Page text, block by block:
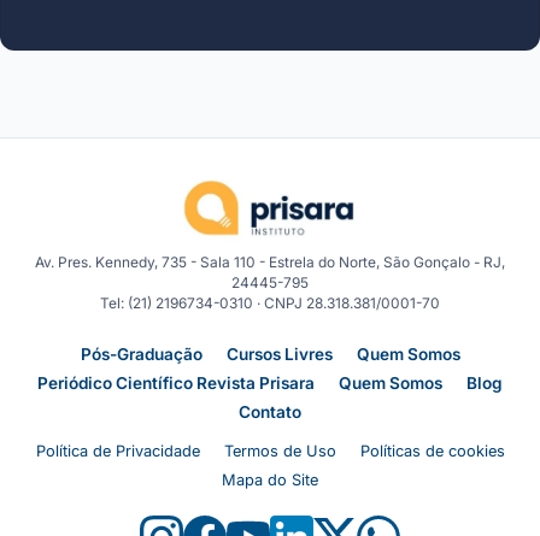
Av. Pres. Kennedy, 735 - Sala 110 - Estrela do Norte, São Gonçalo - RJ,
24445-795
Tel: (21) 2196734-0310 · CNPJ 28.318.381/0001-70
Pós-Graduação Cursos Livres
Quem Somos
Periódico Científico Revista Prisara
Quem Somos
Blog
Contato
Política de Privacidade Termos de Uso
Políticas de cookies
Mapa do Site